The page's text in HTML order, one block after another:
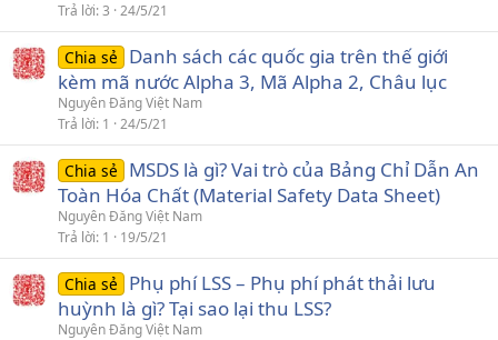
Trả lời 3 24/5/21
Chia sẻ
Danh sách các quốc gia trên thế giới
kèm mã nước Alpha 3, Mã Alpha 2, Châu lục
Nguyên Đăng Việt Nam
Trả lời 1 24/5/21
Chia sẻ
MSDS là gì? Vai trò của Bảng Chỉ Dẫn An
Toàn Hóa Chất (Material Safety Data Sheet)
Nguyên Đăng Việt Nam
Trả lời 1 19/5/21
Chia sẻ
Phụ phí LSS – Phụ phí phát thải lưu
huỳnh là gì? Tại sao lại thu LSS?
Nguyên Đăng Việt Nam